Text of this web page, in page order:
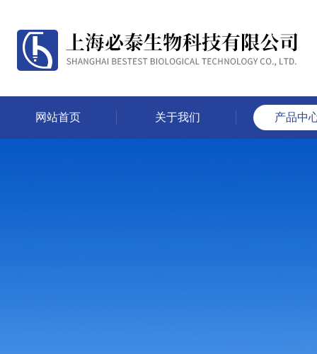
网站首页 关于我们 产品中